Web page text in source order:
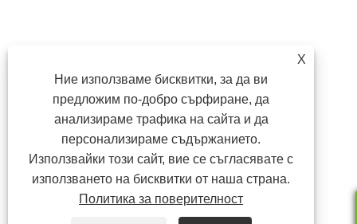
X
Ние използваме бисквитки, за да ви
предложим по-добро сърфиране, да
анализираме трафика на сайта и да
персонализираме съдържанието.
Използвайки този сайт, вие се съгласявате с
използването на бисквитки от наша страна.
Политика за поверителност